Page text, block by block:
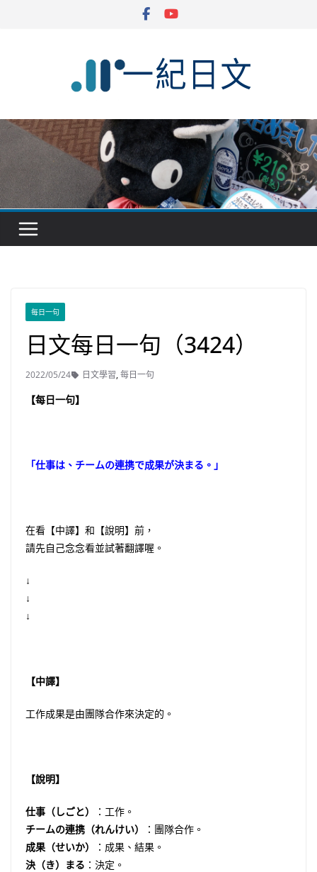
每日一句
日文每日一句（3424）
2022/05/24 日文學習,每日一句
【每日一句】
「仕事は、チームの連携で成果が決まる。」
在看【中譯】和【說明】前，
請先自己念念看並試著翻譯喔。
↓
↓
↓
【中譯】
工作成果是由團隊合作來決定的。
【說明】
仕事（しごと）
：工作。
チームの連携（れんけい）
：團隊合作。
成果（せいか）
：成果、結果。
決（き）まる ：決定。